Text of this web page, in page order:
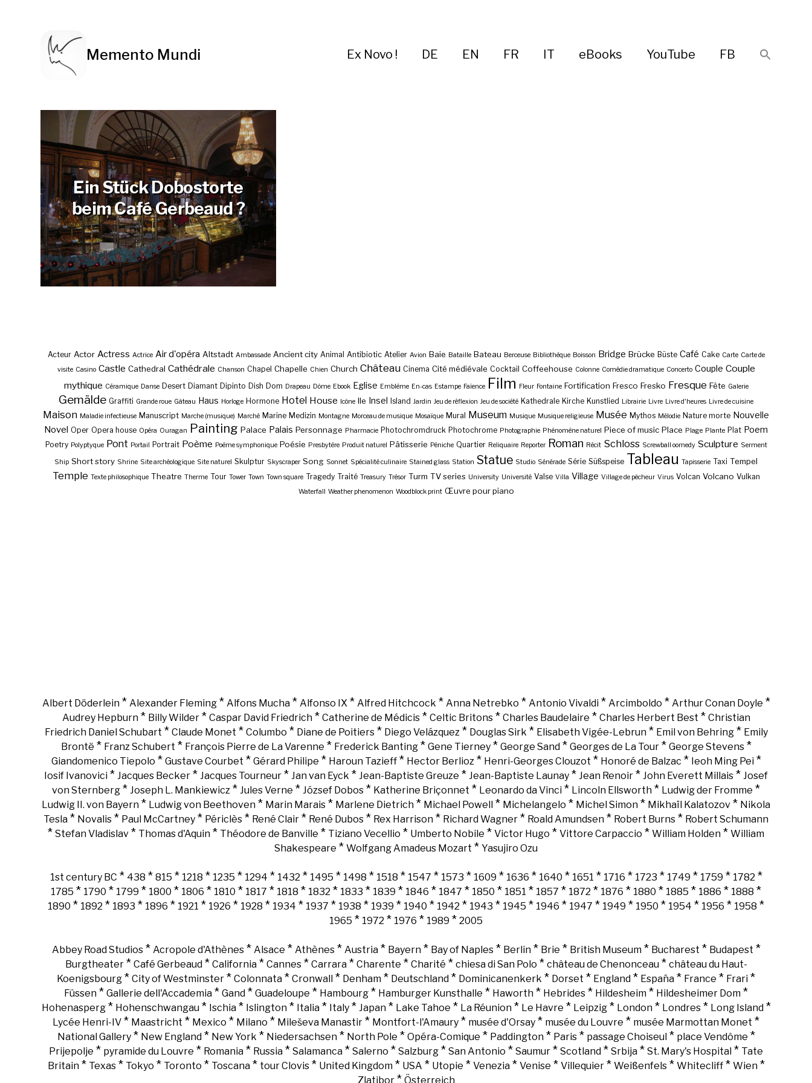
Memento Mundi Ex Novo ! DE EN FR IT eBooks YouTube FB
Ein Stück Dobostorte
beim Café Gerbeaud ?
Acteur Actor Actress Actrice Air d'opéra Altstadt Ambassade Ancient city Animal Antibiotic Atelier Avion Baie Bataille Bateau Berceuse Bibliothèque Boisson Bridge Brücke Büste Café Cake Carte Carte de
visite Casino Castle Cathedral Cathédrale Chanson Chapel Chapelle Chien Church Château Cinema Cité médiévale Cocktail Coffeehouse Colonne Comédie dramatique Concerto Couple Couple
mythique Céramique Danse Desert Diamant Dipinto Dish Dom Drapeau Dôme Ebook Eglise Emblème En-cas Estampe Faïence Film Fleur Fontaine Fortification Fresco Fresko Fresque Fête Galerie
Gemälde Graffiti Grande roue Gâteau Haus Horloge Hormone Hotel House Icône Ile Insel Island Jardin Jeu de réflexion Jeu de société Kathedrale Kirche Kunstlied Librairie Livre Livre d'heures Livre de cuisine
Maison Maladie infectieuse Manuscript Marche (musique) Marché Marine Medizin Montagne Morceau de musique Mosaïque Mural Museum Musique Musique religieuse Musée Mythos Mélodie Nature morte Nouvelle
Novel Oper Opera house Opéra Ouragan Painting Palace Palais Personnage Pharmacie Photochromdruck Photochrome Photographie Phénomène naturel Piece of music Place Plage Plante Plat Poem
Poetry Polyptyque Pont Portail Portrait Poème Poème symphonique Poésie Presbytère Produit naturel Pâtisserie Péniche Quartier Reliquaire Reporter Roman Récit Schloss Screwball oomedy Sculpture Serment
Ship Short story Shrine Site archéologique Site naturel Skulptur Skyscraper Song Sonnet Spécialité culinaire Stained glass Station Statue Studio Sénérade Série Süßspeise Tableau Tapisserie Taxi Tempel
Temple Texte philosophique Theatre Therme Tour Tower Town Town square Tragedy Traité Treasury Trésor Turm TV series University Université Valse Villa Village Village de pêcheur Virus Volcan Volcano Vulkan
Waterfall Weather phenomenon Woodblock print Œuvre pour piano
Albert Döderlein* Alexander Fleming* Alfons Mucha* Alfonso IX* Alfred Hitchcock * Anna Netrebko * Antonio Vivaldi* Arcimboldo * Arthur Conan Doyle *
Audrey Hepburn* Billy Wilder* Caspar David Friedrich* Catherine de Médicis* Celtic Britons* Charles Baudelaire * Charles Herbert Best * Christian
Friedrich Daniel Schubart * Claude Monet * Columbo * Diane de Poitiers* Diego Velázquez* Douglas Sirk * Elisabeth Vigée-Lebrun* Emil von Behring* Emily
Brontë * Franz Schubert * François Pierre de La Varenne * Frederick Banting* Gene Tierney* George Sand* Georges de La Tour* George Stevens*
Giandomenico Tiepolo * Gustave Courbet * Gérard Philipe * Haroun Tazieff* Hector Berlioz* Henri-Georges Clouzot * Honoré de Balzac * Ieoh Ming Pei*
Iosif Ivanovici * Jacques Becker * Jacques Tourneur * Jan van Eyck * Jean-Baptiste Greuze * Jean-Baptiste Launay * Jean Renoir * John Everett Millais * Josef
von Sternberg * Joseph L. Mankiewicz * Jules Verne * József Dobos * Katherine Briçonnet * Leonardo da Vinci * Lincoln Ellsworth * Ludwig der Fromme *
Ludwig II. von Bayern * Ludwig von Beethoven * Marin Marais * Marlene Dietrich * Michael Powell * Michelangelo * Michel Simon * Mikhaïl Kalatozov * Nikola
Tesla * Novalis * Paul McCartney * Périclès * René Clair * René Dubos * Rex Harrison * Richard Wagner * Roald Amundsen * Robert Burns * Robert Schumann
* Stefan Vladislav * Thomas d'Aquin * Théodore de Banville * Tiziano Vecellio * Umberto Nobile * Victor Hugo * Vittore Carpaccio * William Holden * William
Shakespeare * Wolfgang Amadeus Mozart * Yasujiro Ozu
1st century BC * 438 * 815 * 1218 * 1235 * 1294 * 1432 * 1495 * 1498 * 1518 * 1547 * 1573 * 1609 * 1636 * 1640 * 1651 * 1716 * 1723 * 1749 * 1759 * 1782 *
1785 * 1790 * 1799 * 1800 * 1806 * 1810 * 1817 * 1818 * 1832 * 1833 * 1839 * 1846 * 1847 * 1850 * 1851 * 1857 * 1872 * 1876 * 1880 * 1885 * 1886 * 1888 *
1890 * 1892 * 1893 * 1896 * 1921 * 1926 * 1928 * 1934 * 1937 * 1938 * 1939 * 1940 * 1942 * 1943 * 1945 * 1946 * 1947 * 1949 * 1950 * 1954 * 1956 * 1958 *
1965 * 1972 * 1976 * 1989 * 2005
Abbey Road Studios* Acropole d'Athènes* Alsace * Athènes* Austria* Bayern* Bay of Naples* Berlin* Brie * British Museum* Bucharest * Budapest *
Burgtheater* Café Gerbeaud* California* Cannes* Carrara* Charente * Charité * chiesa di San Polo * château de Chenonceau* château du Haut-
Koenigsbourg * City of Westminster * Colonnata * Cronwall * Denham * Deutschland * Dominicanenkerk * Dorset * England * España * France * Frari *
Füssen * Gallerie dell'Accademia * Gand * Guadeloupe * Hambourg * Hamburger Kunsthalle * Haworth * Hebrides * Hildesheim * Hildesheimer Dom *
Hohenasperg* Hohenschwangau* Ischia* Islington* Italia* Italy* Japan* Lake Tahoe * La Réunion* Le Havre * Leipzig* London* Londres* Long Island*
Lycée Henri-IV * Maastricht * Mexico * Milano * Mileševa Manastir * Montfort-l'Amaury * musée d'Orsay * musée du Louvre * musée Marmottan Monet *
National Gallery* New England* New York * Niedersachsen* North Pole * Opéra-Comique * Paddington* Paris* passage Choiseul* place Vendôme *
Prijepolje * pyramide du Louvre * Romania * Russia * Salamanca * Salerno * Salzburg * San Antonio * Saumur * Scotland * Srbija * St. Mary's Hospital * Tate
Britain* Texas* Tokyo * Toronto * Toscana* tour Clovis* United Kingdom* USA * Utopie * Venezia* Venise * Villequier* Weißenfels* Whitecliff* Wien*
Zlatibor* Österreich